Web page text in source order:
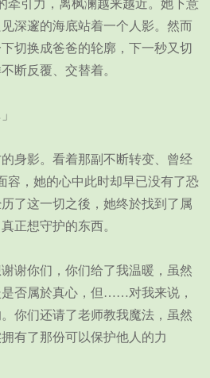
引力，离枫澜越来越近。她下意
深邃的海底站着一个人影。然而
切换成爸爸的轮廓，下一秒又切
断反覆、交替着。
影。看着那副不断转变、曾经
容，她的心中此时却早已没有了恐
了这一切之後，她终於找到了属
正想守护的东西。
你们，你们给了我温暖，虽然
否属於真心，但……对我来说，
你们还请了老师教我魔法，虽然
有了那份可以保护他人的力